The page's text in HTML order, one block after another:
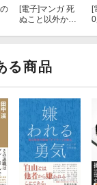
が人間の中には
[電子]マンガ 死
ぬこと以外かす
[
る商品